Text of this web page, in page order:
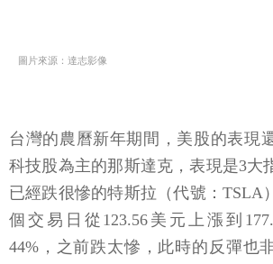
圖片來源：達志影像
台灣的農曆新年期間，美股的表現
科技股為主的那斯達克，表現是3大
已經跌很慘的特斯拉（代號：TSLA
個交易日從123.56美元上漲到
44%，之前跌太慘，此時的反彈也